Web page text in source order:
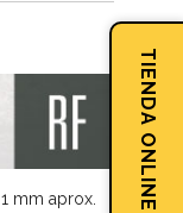
1 mm aprox. TIENDA ONLINE